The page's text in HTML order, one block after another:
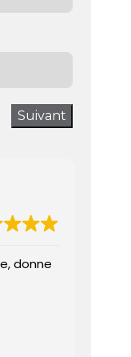
Suivant
donne